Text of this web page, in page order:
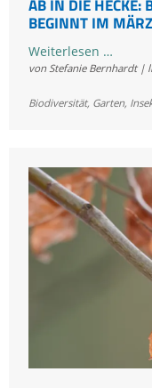
AB IN DIE HECKE:
BEGINNT IM MÄRZ
Weiterlesen …Ab
in
Vögel
im
März
von Stefanie Bernhardt |
Biodiversität, Garten,